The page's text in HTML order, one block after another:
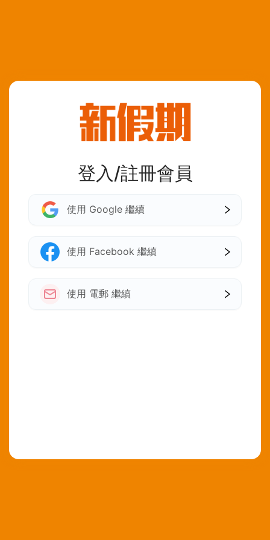
登入/註冊會員
使用 Google 繼續
使用 Facebook 繼續
使用 電郵 繼續